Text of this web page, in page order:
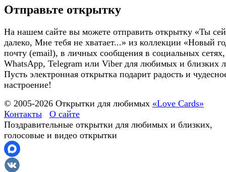
Отправьте открытку
На нашем сайте вы можете отправить открытку «Ты
далеко, Мне тебя не хватает...» из коллекции «Новый
почту (email), в личных сообщения в социальных
WhatsApp, Telegram или Viber для любимых и близких
Пусть электронная открытка подарит радость и
настроение!
© 2005-2026 Открытки для любимых «Love Cards»
Контакты
О сайте
Поздравительные открытки для любимых и близких,
голосовые и видео открытки